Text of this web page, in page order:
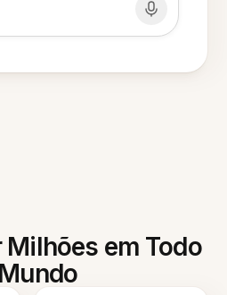
em Todo